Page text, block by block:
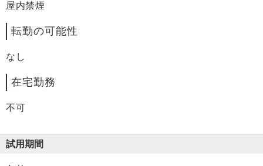
屋内禁煙
転勤の可能性
なし
在宅勤務
不可
試用期間